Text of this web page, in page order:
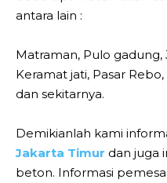
antara lain :
Matraman, Pulo gadung,
Keramat jati, Pasar
dan sekitarnya.
Demikianlah kami
Jakarta Timur dan juga
beton. Informasi